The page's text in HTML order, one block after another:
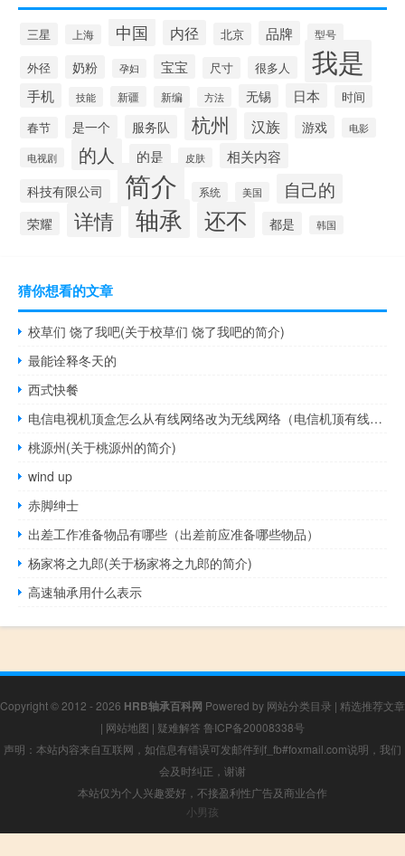
三星 上海 中国 内径 北京 品牌 型号
外径 奶粉 孕妇 宝宝 尺寸 很多人 我是
手机 技能 新疆 新编 方法 无锡 日本 时间
春节 是一个 服务队 杭州 汉族 游戏 电影
电视剧 的人 的是 皮肤 相关内容
科技有限公司 简介 系统 美国 自己的
荣耀 详情 轴承 还不 都是 韩国
猜你想看的文章
校草们 饶了我吧(关于校草们 饶了我吧的简介)
最能诠释冬天的
西式快餐
电信电视机顶盒怎么从有线网络改为无线网络（电信机顶有线改无线连接如何设置）
桃源州(关于桃源州的简介)
wind up
赤脚绅士
出差工作准备物品有哪些（出差前应准备哪些物品）
杨家将之九郎(关于杨家将之九郎的简介)
高速轴承用什么表示
Copyright © 2012 - 2026 HRB轴承百科网 Powered by 网站分类目录 | 精选推荐文章
| 网站地图 | 疑难解答 鲁ICP备20008338号
声明：本站内容来自互联网，如信息有错误可发邮件到f_fb#foxmail.com说明，我们
会及时纠正，谢谢
本站仅为个人兴趣爱好，不接盈利性广告及商业合作
小男孩